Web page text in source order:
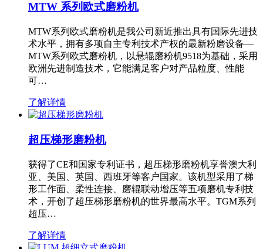
MTW 系列欧式磨粉机
MTW系列欧式磨粉机是我公司新近推出具有国际先进技
术水平，拥有多项自主专利技术产权的最新粉磨设备—
MTW系列欧式磨粉机，以悬辊磨粉机9518为基础，采用
欧洲先进制造技术，它能满足客户对产品粒度、性能
可…
了解详情
超压梯形磨粉机
获得了CE和国家专利证书，超压梯形磨粉机享誉澳大利
亚、美国、英国、西班牙等客户国家。该机型采用了梯
形工作面、柔性连接、磨辊联动增压等五项磨机专利技
术，开创了超压梯形磨粉机的世界最高水平。TGM系列
超压…
了解详情